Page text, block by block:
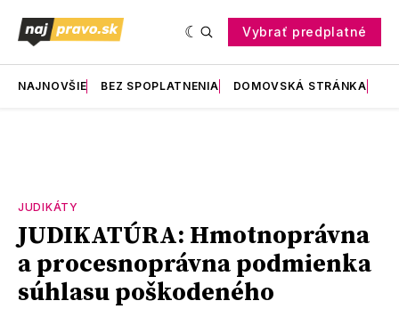
Vybrať predplatné
NAJNOVŠIE BEZ SPOPLATNENIA DOMOVSKÁ STRÁNKA
JUDIKÁTY
JUDIKATÚRA: Hmotnoprávna
a procesnoprávna podmienka
súhlasu poškodeného